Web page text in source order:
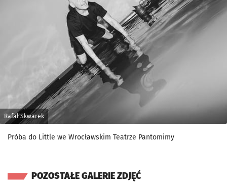
Rafał Skwarek
Próba do Little we Wrocławskim Teatrze Pantomimy
POZOSTAŁE GALERIE ZDJĘĆ